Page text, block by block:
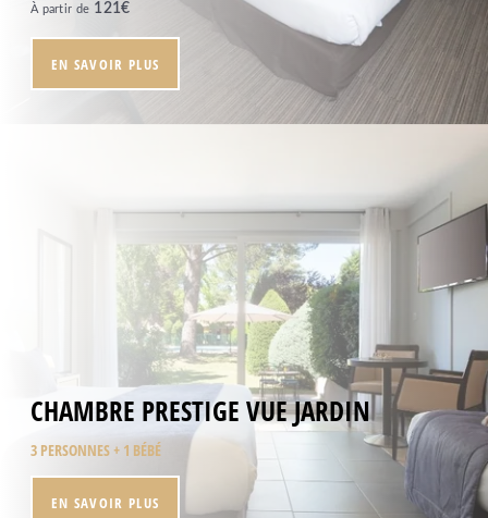
À partir de 121€
EN SAVOIR PLUS
CHAMBRE PRESTIGE VUE JARDIN
3 PERSONNES + 1 BÉBÉ
EN SAVOIR PLUS